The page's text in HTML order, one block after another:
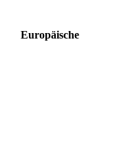
Europäische